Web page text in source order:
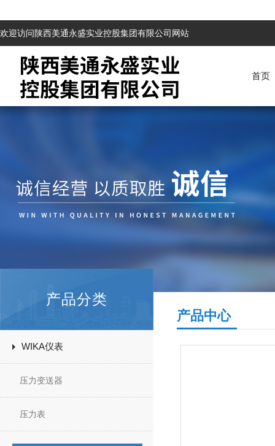
欢迎访问陕西美通永盛实业控股集团有限公司网站
首页
产品分类
WIKA仪表
压力变送器
压力表
产品中心